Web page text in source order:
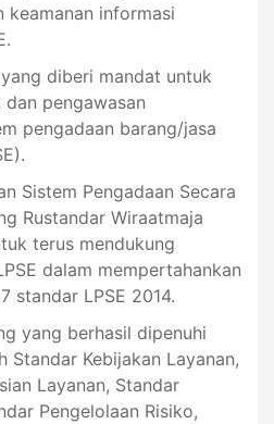
keamanan informasi
diberi mandat untuk
pengawasan
pengadaan barang/jasa
Sistem Pengadaan Secara
Rustandar Wiraatmaja
terus mendukung
dalam mempertahankan
standar LPSE 2014.
yang berhasil dipenuhi
Standar Kebijakan Layanan,
Layanan, Standar
Pengelolaan Risiko,